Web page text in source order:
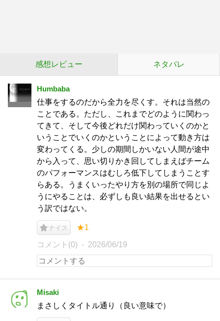
感想レビュー ネタバレ
Humbaba
仕事をするのだから全力を尽くす。それは当然の
ことである。ただし、これまでどのように関わっ
てきて、そして今後どれだけ関わっていくのかと
いうことでいくのかということによって動き方は
変わってくる。少しの期間しかいない人間が途中
から入って、思い切りかき回してしまえばチーム
のパフォーマンスはむしろ低下してしまうことす
らある。うまくいったやり方を別の場所で同じよ
うにやることは、必ずしも良い結果を出せるとい
う訳ではない。
ナイス ★1
コメント(0) 2026/06/19
Misaki
まさしくタイトル通り（良い意味で）